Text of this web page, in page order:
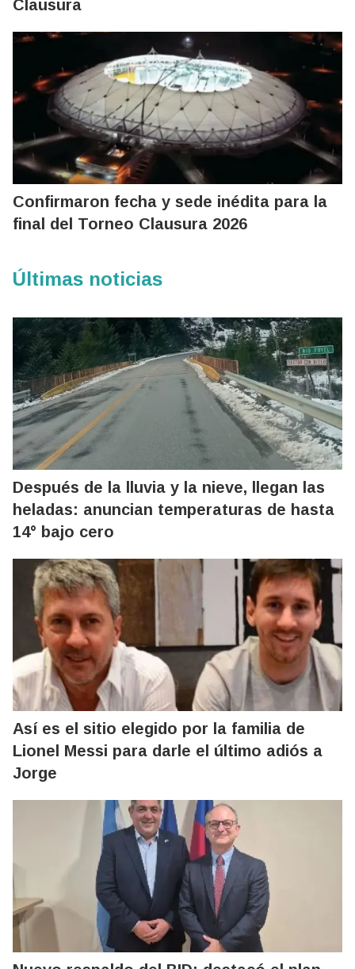
Clausura
Confirmaron fecha y sede inédita para la
final del Torneo Clausura 2026
Últimas noticias
Después de la lluvia y la nieve, llegan las
heladas: anuncian temperaturas de hasta
14° bajo cero
Así es el sitio elegido por la familia de
Lionel Messi para darle el último adiós a
Jorge